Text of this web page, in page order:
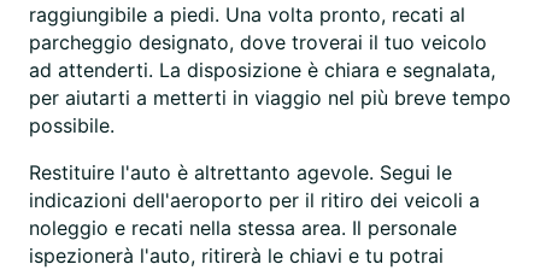
raggiungibile a piedi. Una volta pronto, recati al
parcheggio designato, dove troverai il tuo veicolo
ad attenderti. La disposizione è chiara e segnalata,
per aiutarti a metterti in viaggio nel più breve tempo
possibile.
Restituire l'auto è altrettanto agevole. Segui le
indicazioni dell'aeroporto per il ritiro dei veicoli a
noleggio e recati nella stessa area. Il personale
ispezionerà l'auto, ritirerà le chiavi e tu potrai